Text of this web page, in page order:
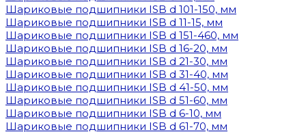
Шариковые подшипники ISB d 101-150, мм
Шариковые подшипники ISB d 11-15, мм
Шариковые подшипники ISB d 151-460, мм
Шариковые подшипники ISB d 16-20, мм
Шариковые подшипники ISB d 21-30, мм
Шариковые подшипники ISB d 31-40, мм
Шариковые подшипники ISB d 41-50, мм
Шариковые подшипники ISB d 51-60, мм
Шариковые подшипники ISB d 6-10, мм
Шариковые подшипники ISB d 61-70, мм